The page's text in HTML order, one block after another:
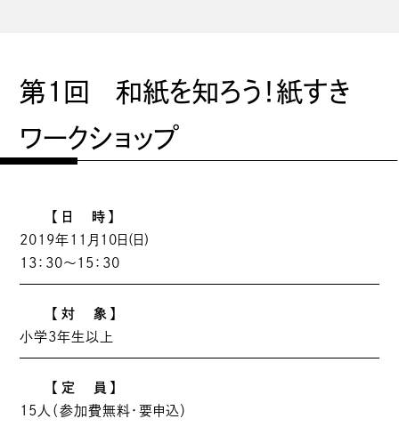
第1回 和紙を知ろう！紙すき
ワークショップ
【日 時】
2019年11月10日(日)
13：30～15：30
【対 象】
小学3年生以上
【定 員】
15人（参加費無料・要申込）